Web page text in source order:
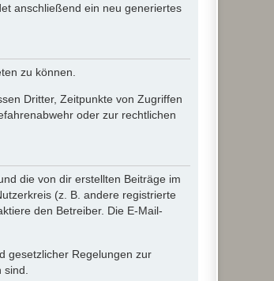
anschließend ein neu generiertes
zu können.
Dritter, Zeitpunkte von Zugriffen
oder zur rechtlichen
die von dir erstellten Beiträge im
(z. B. andere registrierte
den Betreiber. Die E-Mail-
gesetzlicher Regelungen zur